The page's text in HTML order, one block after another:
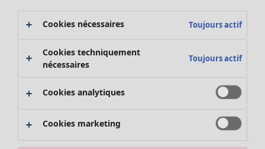
Promos SOLDES
Les promos de Gudrun Sjödén
Nouvel arrivage
Bonnes affaires en soldes - jusqu'à -70
Cookies nécessaires Toujours actif
Cookies techniquement
nécessaires
Toujours actif
Cookies analytiques
Cookies marketing